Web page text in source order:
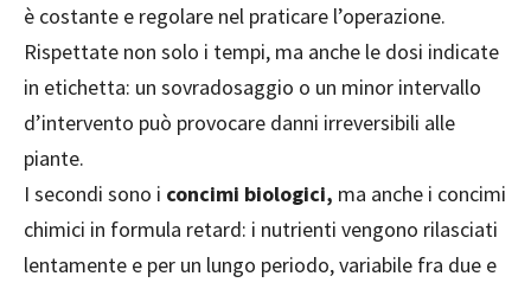
è costante e regolare nel praticare l’operazione.
Rispettate non solo i tempi, ma anche le dosi indicate
in etichetta: un sovradosaggio o un minor intervallo
d’intervento può provocare danni irreversibili alle
piante.
I secondi sono i concimi biologici, ma anche i concimi
chimici in formula retard: i nutrienti vengono rilasciati
lentamente e per un lungo periodo, variabile fra due e